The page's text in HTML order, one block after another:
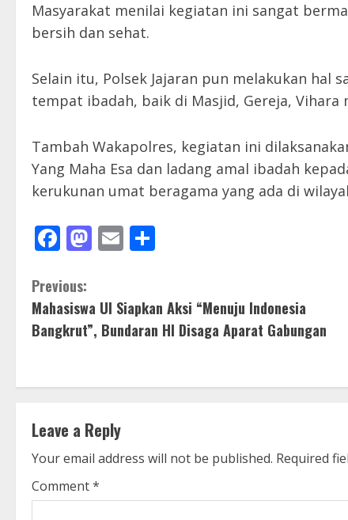
Masyarakat menilai kegiatan ini sangat
bersih dan sehat.
Selain itu, Polsek Jajaran pun melakukan hal
tempat ibadah, baik di Masjid, Gereja, Vihara
Tambah Wakapolres, kegiatan ini
Yang Maha Esa dan ladang amal ibadah
kerukunan umat beragama yang ada di
Facebook
Mastodon
Email
C
o
t
i
n
u
Previous:
Mahasiswa UI Siapkan Aksi “Menuju Indonesia
Bangkrut”, Bundaran HI Disaga Aparat Gabungan
Leave a Reply
Your email address will not be published. Required
Comment*